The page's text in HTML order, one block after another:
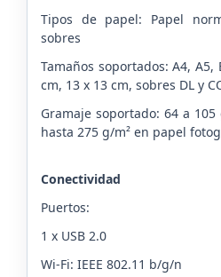
Tipos de papel: Papel
sobres
Tamaños soportados: A4, A5,
cm, 13 x 13 cm, sobres DL y
Gramaje soportado: 64 a
hasta 275 g/m² en papel
Conectividad
Puertos:
1 x USB 2.0
Wi-Fi: IEEE 802.11 b/g/n